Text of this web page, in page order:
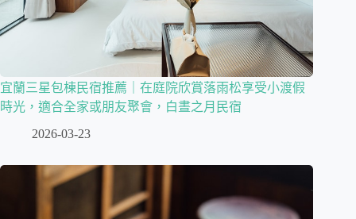
宜蘭三星包棟民宿推薦｜在庭院欣賞落雨松享受小渡假
時光，適合全家或朋友聚會，白晝之月民宿
2026-03-23